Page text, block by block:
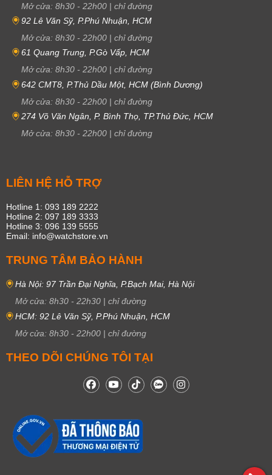
Mở cửa: 8h30 - 22h00 | chỉ đường
92 Lê Văn Sỹ, P.Phú Nhuận, HCM
Mở cửa: 8h30 - 22h00 | chỉ đường
61 Quang Trung, P.Gò Vấp, HCM
Mở cửa: 8h30 - 22h00 | chỉ đường
642 CMT8, P.Thủ Dầu Một, HCM (Bình Dương)
Mở cửa: 8h30 - 22h00 | chỉ đường
274 Võ Văn Ngân, P. Bình Thọ, TP.Thủ Đức, HCM
Mở cửa: 8h30 - 22h00 | chỉ đường
LIÊN HỆ HỖ TRỢ
Hotline 1: 093 189 2222
Hotline 2: 097 189 3333
Hotline 3: 096 139 5555
Email: info@watchstore.vn
TRUNG TÂM BẢO HÀNH
Hà Nội: 97 Trần Đại Nghĩa, P.Bạch Mai, Hà Nội
Mở cửa: 8h30 - 22h30 | chỉ đường
HCM: 92 Lê Văn Sỹ, P.Phú Nhuận, HCM
Mở cửa: 8h30 - 22h00 | chỉ đường
THEO DÕI CHÚNG TÔI TẠI